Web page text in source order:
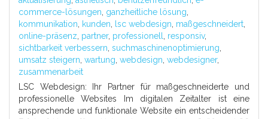
commerce-lösungen ganzheitliche lösung
kommunikation
kunden lsc webdesign maßgeschneidert
online-präsenz partner, professionell responsiv,
sichtbarkeit verbessern suchmaschinenoptimierung
umsatz steigern wartung webdesign webdesigner,
zusammenarbeit
LSC Webdesign: Ihr Partner für maßgeschneiderte und
professionelle Websites Im digitalen Zeitalter ist eine
ansprechende und funktionale Website ein entscheidender